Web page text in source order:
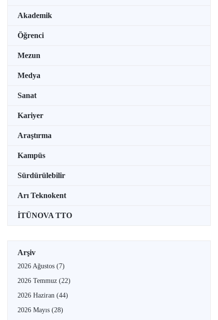
Akademik
Öğrenci
Mezun
Medya
Sanat
Kariyer
Araştırma
Kampüs
Sürdürülebilir
Arı Teknokent
İTÜNOVA TTO
Arşiv
2026 Ağustos (7)
2026 Temmuz (22)
2026 Haziran (44)
2026 Mayıs (28)